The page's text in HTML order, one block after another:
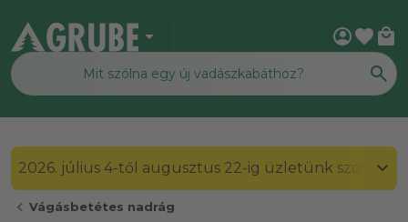
arrow_drop_down account_circlefavorite local_mall
2026. július 4-től augusztus 22-ig üzletünk
chevron_left Vágásbetétes nadrág